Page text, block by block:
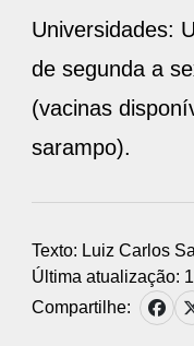
Universidades:
de segunda a
(vacinas
sarampo).
Texto: Luiz Carlos
Última atualização:
Compartilhe: